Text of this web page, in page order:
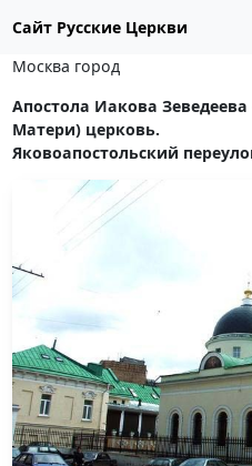
Сайт Русские Церкви
Москва город
Апостола Иакова
Матери) церковь.
Яковоапостольский